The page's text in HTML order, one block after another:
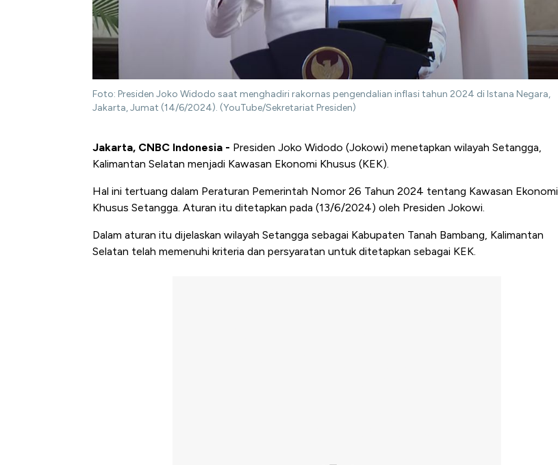
Foto: Presiden Joko Widodo saat menghadiri rakornas pengendalian inflasi tahun 2024 di Istana Negara,
Jakarta, Jumat (14/6/2024). (YouTube/Sekretariat Presiden)
Jakarta, CNBC Indonesia - Presiden Joko Widodo (Jokowi) menetapkan wilayah Setangga,
Kalimantan Selatan menjadi Kawasan Ekonomi Khusus (KEK).
Hal ini tertuang dalam Peraturan Pemerintah Nomor 26 Tahun 2024 tentang Kawasan Ekonomi
Khusus Setangga. Aturan itu ditetapkan pada (13/6/2024) oleh Presiden Jokowi.
Dalam aturan itu dijelaskan wilayah Setangga sebagai Kabupaten Tanah Bambang, Kalimantan
Selatan telah memenuhi kriteria dan persyaratan untuk ditetapkan sebagai KEK.